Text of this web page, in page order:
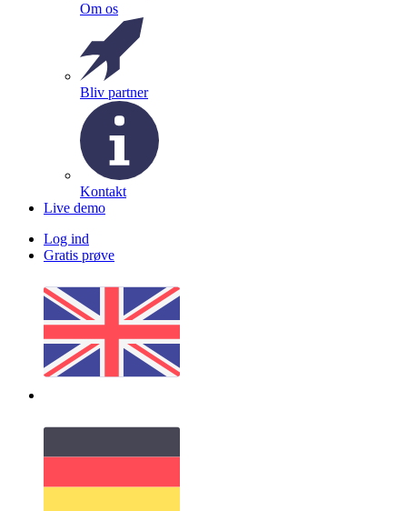
Om os
Bliv partner
Kontakt
Live demo
Log ind
Gratis prøve